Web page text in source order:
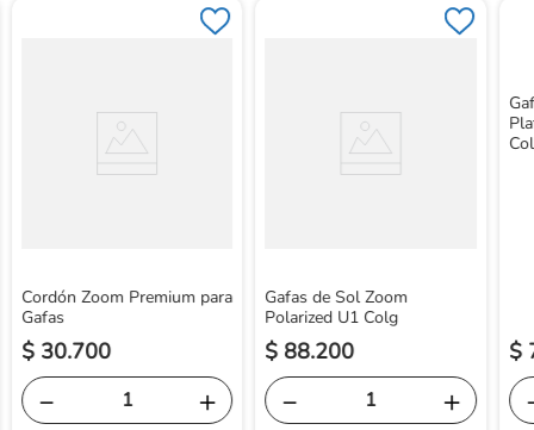
Cordón Zoom Premium para
Gafas
$ 30.700
＋
－
Gafas de Sol Zoom
Polarized U1 Colg
$ 88.200
＋
－
$